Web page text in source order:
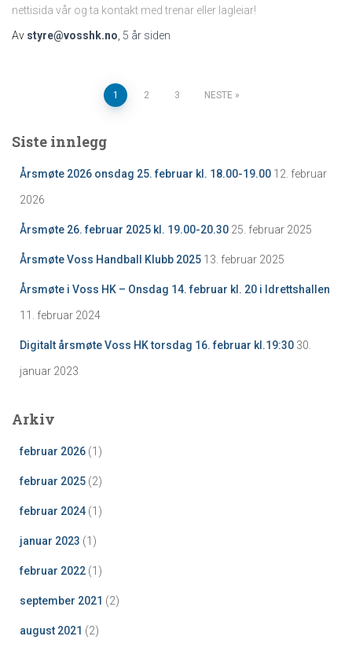
nettisida vår og ta kontakt med trenar eller lagleiar!
Av styre@vosshk.no 5 år siden
Sidepaginering
1 2 3 NESTE
Siste innlegg
Årsmøte 2026 onsdag 25. februar kl. 18.00-19.00 12. februar
2026
Årsmøte 26. februar 2025 kl. 19.00-20.30 25. februar 2025
Årsmøte Voss Handball Klubb 2025 13. februar 2025
Årsmøte i Voss HK – Onsdag 14. februar kl. 20 i Idrettshallen
11. februar 2024
Digitalt årsmøte Voss HK torsdag 16. februar kl.19:30 30.
januar 2023
Arkiv
februar 2026 (1)
februar 2025 (2)
februar 2024 (1)
januar 2023 (1)
februar 2022 (1)
september 2021 (2)
august 2021 (2)